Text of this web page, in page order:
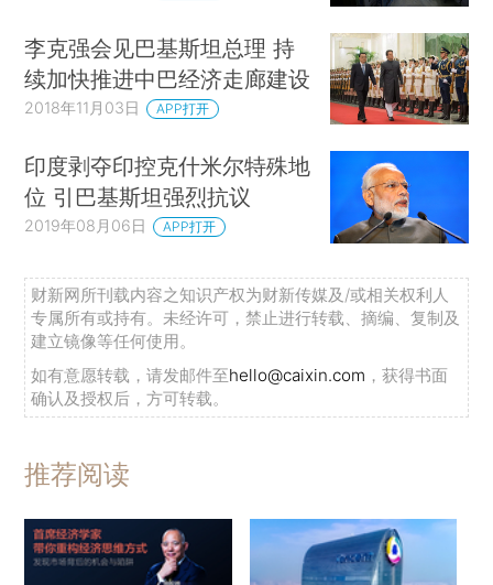
李克强会见巴基斯坦总理 持
续加快推进中巴经济走廊建设
2018年11月03日 APP打开
印度剥夺印控克什米尔特殊地
位 引巴基斯坦强烈抗议
2019年08月06日 APP打开
财新网所刊载内容之知识产权为财新传媒及/或相关权利人
专属所有或持有。未经许可，禁止进行转载、摘编、复制及
建立镜像等任何使用。
如有意愿转载，请发邮件至hello@caixin.com ，获得书面
确认及授权后，方可转载。
推荐阅读